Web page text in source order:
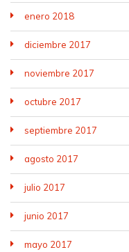
enero 2018
diciembre 2017
noviembre 2017
octubre 2017
septiembre 2017
agosto 2017
julio 2017
junio 2017
mayo 2017